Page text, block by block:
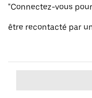
"Connectez-vous
être recontacté par